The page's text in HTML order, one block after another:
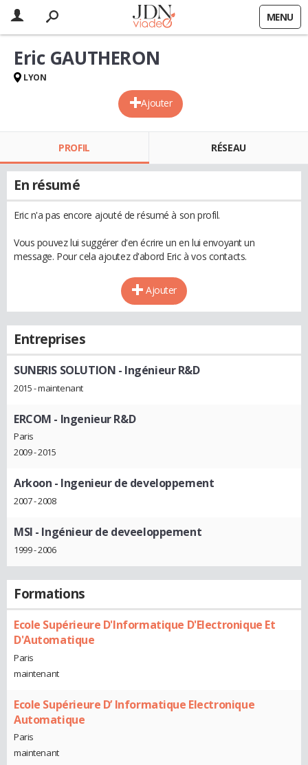
MENU
Ajouter
Eric GAUTHERON
LYON
PROFIL RÉSEAU
En résumé
Eric n'a pas encore ajouté de résumé à son profil.
Vous pouvez lui suggérer d'en écrire un en lui envoyant un
message. Pour cela ajoutez d'abord Eric à vos contacts.
Ajouter
Entreprises
SUNERIS SOLUTION - Ingénieur R&D
2015 - maintenant
ERCOM - Ingenieur R&D
Paris
2009 - 2015
Arkoon - Ingenieur de developpement
2007 - 2008
MSI - Ingénieur de deveeloppement
1999 - 2006
Formations
Ecole Supérieure D'Informatique D'Electronique Et
D'Automatique
Paris
maintenant
Ecole Supérieure D’ Informatique Electronique
Automatique
Paris
maintenant